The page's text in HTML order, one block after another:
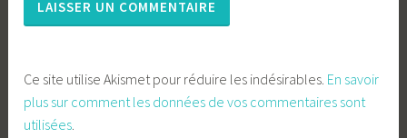
Ce site utilise Akismet pour réduire les indésirables. En savoir
plus sur comment les données de vos commentaires sont
utilisées